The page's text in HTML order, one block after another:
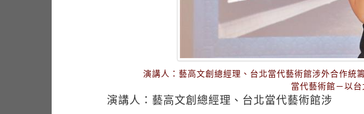
演講人：藝高文創總經理、台北當代藝術館涉外合作
當代藝術館－以
演講人：藝高文創總經理、台北當代藝術館涉